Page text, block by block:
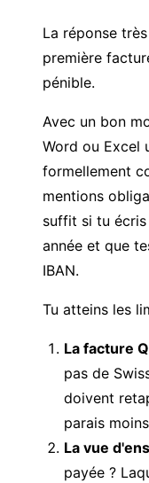
La réponse
première
pénible.
Avec un bon
Word ou Excel
formellement
mentions
suffit si tu
année et que
IBAN.
Tu atteins les
La facture
pas de
doivent
parais
La vue
payée ?